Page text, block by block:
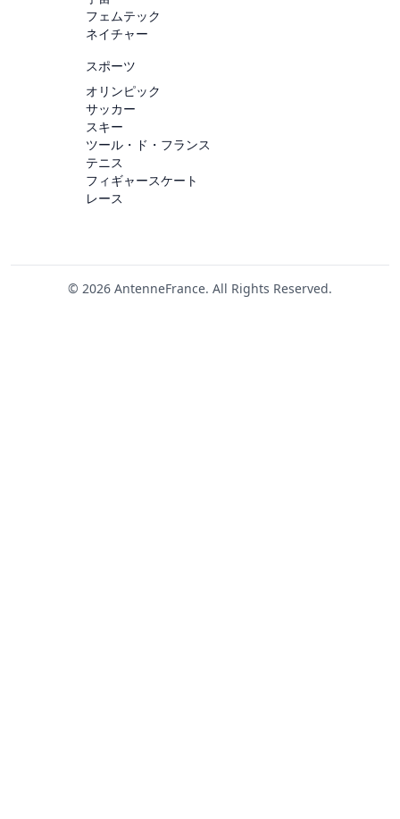
フェムテック
ネイチャー
スポーツ
オリンピック
サッカー
スキー
ツール・ド・フランス
テニス
フィギャースケート
レース
© 2026 AntenneFrance. All Rights Reserved.